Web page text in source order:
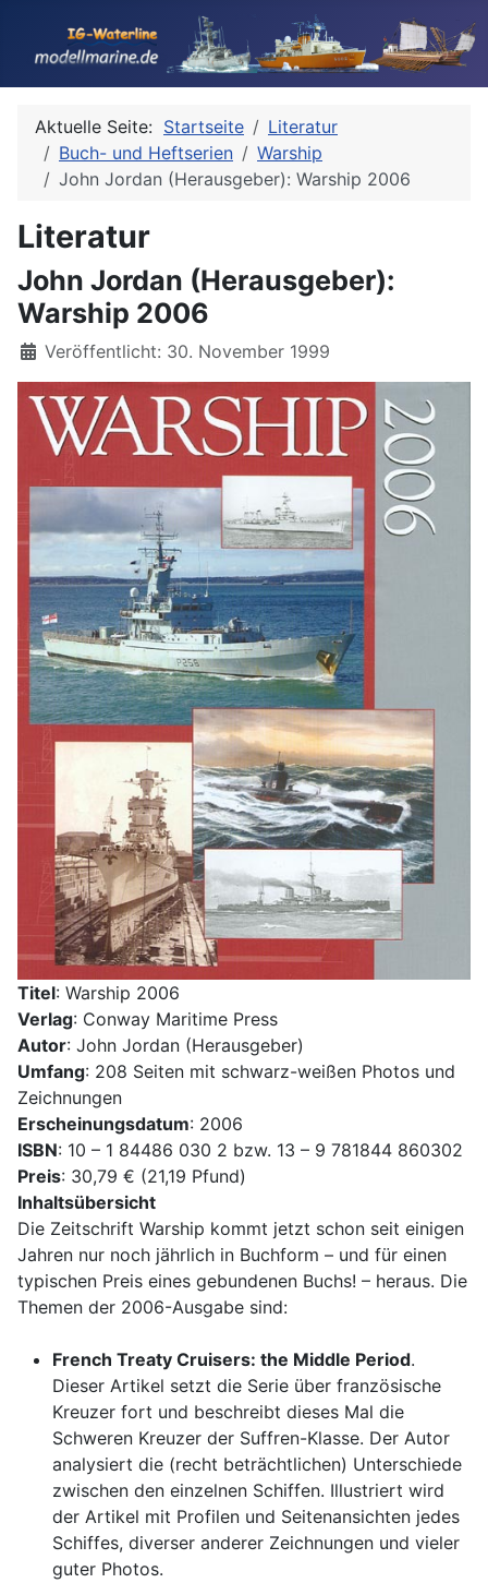
Aktuelle Seite: Startseite
Literatur
Buch- und Heftserien
Warship
John Jordan (Herausgeber): Warship 2006
Literatur
John Jordan (Herausgeber):
Warship 2006
Details
Veröffentlicht: 30. November 1999
Titel: Warship 2006
Verlag: Conway Maritime Press
Autor: John Jordan (Herausgeber)
Umfang: 208 Seiten mit schwarz-weißen Photos und
Zeichnungen
Erscheinungsdatum: 2006
ISBN: 10 – 1 84486 030 2 bzw. 13 – 9 781844 860302
Preis: 30,79 € (21,19 Pfund)
Inhaltsübersicht
Die Zeitschrift Warship kommt jetzt schon seit einigen
Jahren nur noch jährlich in Buchform – und für einen
typischen Preis eines gebundenen Buchs! – heraus. Die
Themen der 2006-Ausgabe sind:
French Treaty Cruisers: the Middle Period.
Dieser Artikel setzt die Serie über französische
Kreuzer fort und beschreibt dieses Mal die
Schweren Kreuzer der Suffren-Klasse. Der Autor
analysiert die (recht beträchtlichen) Unterschiede
zwischen den einzelnen Schiffen. Illustriert wird
der Artikel mit Profilen und Seitenansichten jedes
Schiffes, diverser anderer Zeichnungen und vieler
guter Photos.